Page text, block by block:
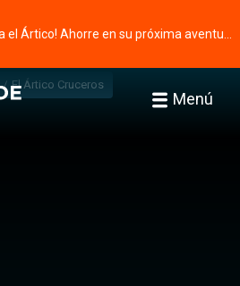
Menú
El Ártico Cruceros